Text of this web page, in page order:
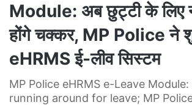
Module: अब छुट्टी के लिए
होंगे चक्कर, MP Police ने
eHRMS ई-लीव सिस्टम
MP Police eHRMS e-Leave
running around for leave; MP